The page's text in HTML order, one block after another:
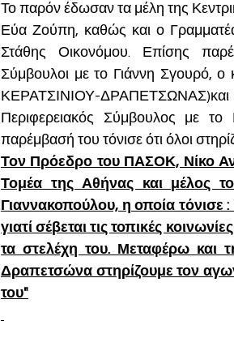
Το παρόν έδωσαν τα μέλη της
Εύα Ζούπη, καθώς και ο
Στάθης Οικονόμου. Επίσης
Σύμβουλοι με το Γιάννη Σγουρό,
ΚΕΡΑΤΣΙΝΙΟΥ-ΔΡΑΠΕΤΣΩΝΑΣ)και
Περιφερειακός Σύμβουλος με
παρέμβασή του τόνισε ότι όλοι
Τον Πρόεδρο του ΠΑΣΟΚ, Νίκο
Τομέα της Αθήνας και μέλος
Γιαννακοπούλου, η οποία τόνισε
γιατί σέβεται τις τοπικές
τα στελέχη του. Μεταφέρω και
Δραπετσώνα στηρίζουμε τον
του"